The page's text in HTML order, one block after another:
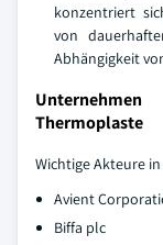
konzentriert
von
Abhängigkeit
Thermoplaste
Wichtige Akteure
Avient
Biffa plc